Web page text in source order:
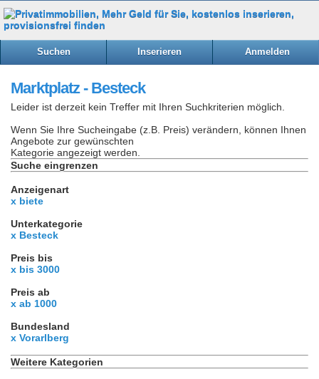
Suchen Inserieren Anmelden
Marktplatz - Besteck
Leider ist derzeit kein Treffer mit Ihren Suchkriterien möglich.
Wenn Sie Ihre Sucheingabe (z.B. Preis) verändern, können Ihnen
Angebote zur gewünschten
Kategorie angezeigt werden.
Suche eingrenzen
Anzeigenart
x biete
Unterkategorie
x Besteck
Preis bis
x bis 3000
Preis ab
x ab 1000
Bundesland
x Vorarlberg
Weitere Kategorien